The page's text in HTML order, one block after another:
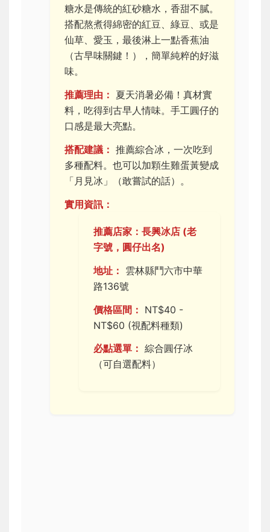
糖水是傳統的紅砂糖水，香甜不膩。
搭配熬煮得綿密的紅豆、綠豆、或是
仙草、愛玉，最後淋上一點香蕉油
（古早味關鍵！），簡單純粹的好滋
味。
推薦理由： 夏天消暑必備！真材實
料，吃得到古早人情味。手工圓仔的
口感是最大亮點。
搭配建議： 推薦綜合冰，一次吃到
多種配料。也可以加顆生雞蛋黃變成
「月見冰」（敢嘗試的話）。
實用資訊：
推薦店家：長興冰店 (老
字號，圓仔出名)
地址： 雲林縣鬥六市中華
路136號
價格區間： NT$40 -
NT$60 (視配料種類)
必點選單： 綜合圓仔冰
（可自選配料）